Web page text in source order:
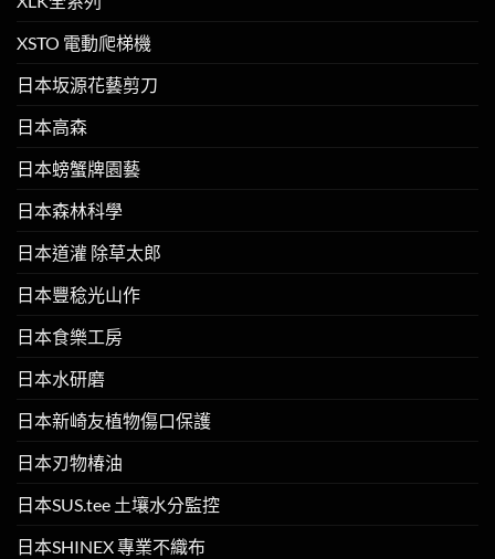
XSTO 電動爬梯機
日本坂源花藝剪刀
日本高森
日本螃蟹牌園藝
日本森林科學
日本道灌 除草太郎
日本豐稔光山作
日本食樂工房
日本水研磨
日本新崎友植物傷口保護
日本刃物椿油
日本SUS.tee 土壤水分監控
日本SHINEX 專業不織布